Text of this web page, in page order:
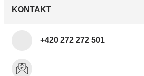
KONTAKT
+420 272 272 501